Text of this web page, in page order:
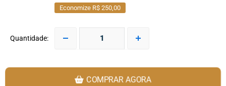
Economize R$ 250,00
Quantidade:
COMPRAR AGORA